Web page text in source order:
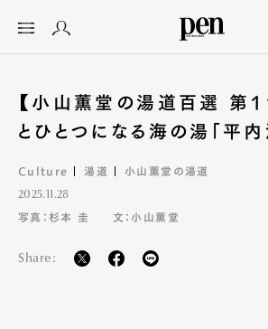
【小山薫堂の湯道百選 第
とひとつになる海の湯「平内
Culture 湯道 小山薫堂の湯道
2025.11.28
写真：杉本 圭
文：小山薫堂
Share: